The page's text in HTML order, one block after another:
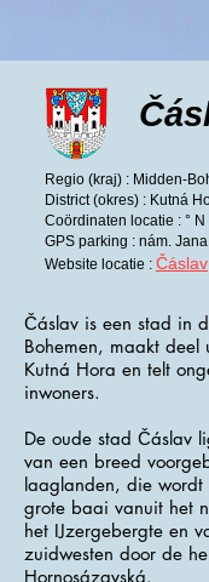
Regio (kraj) : Midden-
District (okres) : Kutná
Coördinaten locatie : ° N
GPS parking : nám.
Website locatie : Čáslav
Čáslav is een stad in
Bohemen, maakt deel
Kutná Hora en telt
inwoners.
De oude stad Čáslav
van een breed
laaglanden, die wordt
grote baai vanuit het
het IJzergebergte en
zuidwesten door de
Hornosázavská.